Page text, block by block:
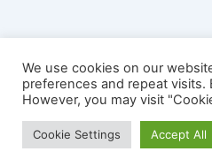
We use cookies on our
preferences and repeat visits.
However, you may visit
Cookie Settings Accept All